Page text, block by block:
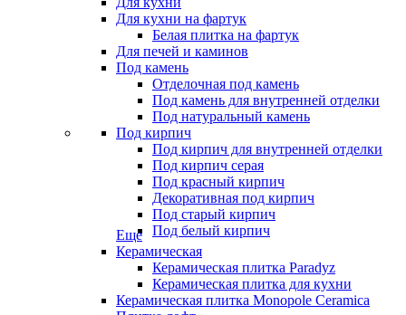
Для кухни на фартук
Белая плитка на фартук
Для печей и каминов
Под камень
Отделочная под камень
Под камень для внутренней отделки
Под натуральный камень
Под кирпич
Под кирпич для внутренней отделки
Под кирпич серая
Под красный кирпич
Декоративная под кирпич
Под старый кирпич
Под белый кирпич
Еще
Керамическая
Керамическая плитка Paradyz
Керамическая плитка для кухни
Керамическая плитка Monopole Ceramica